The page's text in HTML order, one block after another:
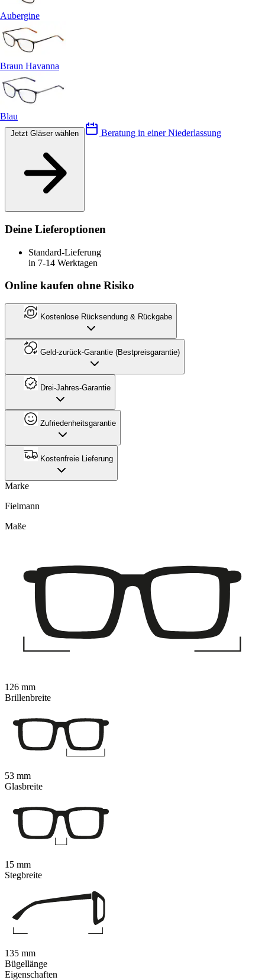
Aubergine
Braun Havanna
Blau
Beratung in einer Niederlassung
Deine Lieferoptionen
Standard-Lieferung
in 7-14 Werktagen
Online kaufen ohne Risiko
Kostenlose Rücksendung & Rückgabe
Geld-zurück-Garantie (Bestpreisgarantie)
Drei-Jahres-Garantie
Zufriedenheitsgarantie
Kostenfreie Lieferung
Marke
Fielmann
Eigenschaften
Maße
126 mm
Brillenbreite
53 mm
Glasbreite
15 mm
Stegbreite
135 mm
Bügellänge